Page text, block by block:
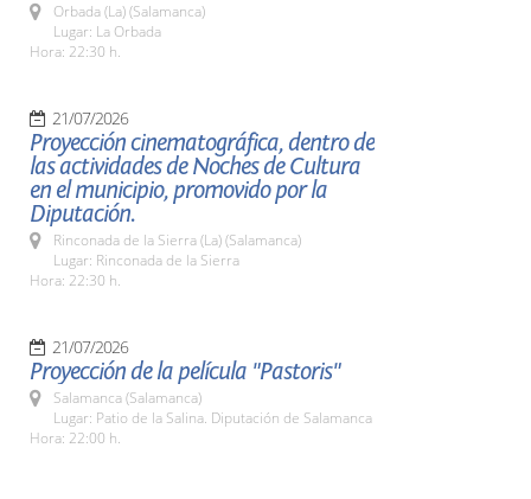
Orbada (La) (Salamanca)
Lugar: La Orbada
Hora: 22:30 h.
21/07/2026
Proyección cinematográfica, dentro de
las actividades de Noches de Cultura
en el municipio, promovido por la
Diputación.
Rinconada de la Sierra (La) (Salamanca)
Lugar: Rinconada de la Sierra
Hora: 22:30 h.
21/07/2026
Proyección de la película "Pastoris"
Salamanca (Salamanca)
Lugar: Patio de la Salina. Diputación de Salamanca
Hora: 22:00 h.